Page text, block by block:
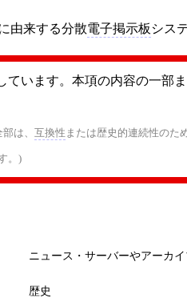
由来する分散電子掲示板 シス
ています。本項の内容の一部
は、 互換性 または歴史的連続性のた
。)
ニュース・サーバーやアーカ
歴史